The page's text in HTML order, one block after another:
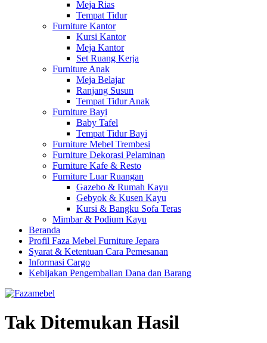
Meja Rias
Tempat Tidur
Furniture Kantor
Kursi Kantor
Meja Kantor
Set Ruang Kerja
Furniture Anak
Meja Belajar
Ranjang Susun
Tempat Tidur Anak
Furniture Bayi
Baby Tafel
Tempat Tidur Bayi
Furniture Mebel Trembesi
Furniture Dekorasi Pelaminan
Furniture Kafe & Resto
Furniture Luar Ruangan
Gazebo & Rumah Kayu
Gebyok & Kusen Kayu
Kursi & Bangku Sofa Teras
Mimbar & Podium Kayu
Beranda
Profil Faza Mebel Furniture Jepara
Syarat & Ketentuan Cara Pemesanan
Informasi Cargo
Kebijakan Pengembalian Dana dan Barang
Tak Ditemukan Hasil